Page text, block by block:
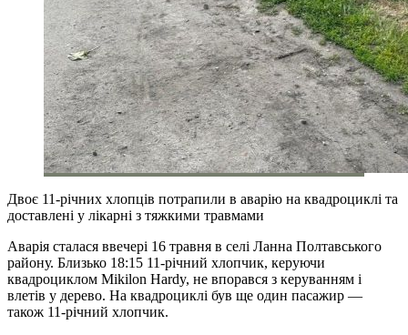
Двоє 11-річних хлопців потрапили в аварію на квадроциклі та
доставлені у лікарні з тяжкими травмами
Аварія сталася ввечері 16 травня в селі Ланна Полтавського
району. Близько 18:15 11-річний хлопчик, керуючи
квадроциклом Mikilon Hardy, не впорався з керуванням і
влетів у дерево. На квадроциклі був ще один пасажир —
також 11-річний хлопчик.